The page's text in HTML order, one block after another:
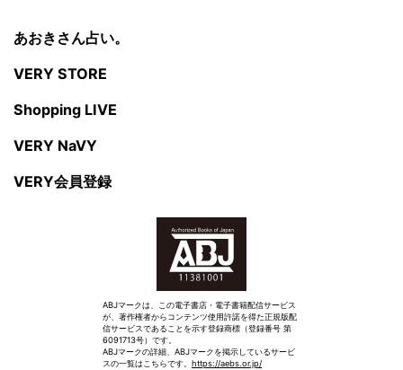
あおきさん占い。
VERY STORE
Shopping LIVE
VERY NaVY
VERY会員登録
ABJマークは、この電子書店・電子書籍配信サービス
が、著作権者からコンテンツ使用許諾を得た正規版配
信サービスであることを示す登録商標（登録番号 第
6091713号）です。
ABJマークの詳細、ABJマークを掲示しているサービ
スの一覧はこちらです。 https://aebs.or.jp/